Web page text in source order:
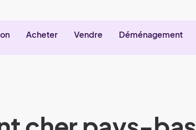
Acheter Vendre Déménagement